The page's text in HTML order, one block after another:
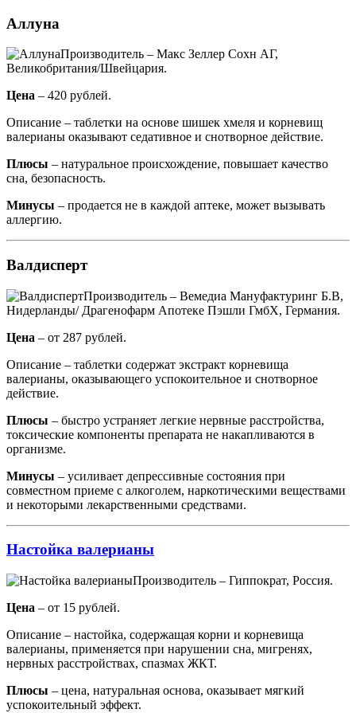
Аллуна
Производитель – Макс Зеллер Сохн АГ,
Великобритания/Швейцария.
Цена – 420 рублей.
Описание – таблетки на основе шишек хмеля и корневищ
валерианы оказывают седативное и снотворное действие.
Плюсы – натуральное происхождение, повышает качество
сна, безопасность.
Минусы – продается не в каждой аптеке, может вызывать
аллергию.
Валдисперт
Производитель – Вемедиа Мануфактуринг Б.В,
Нидерланды/ Драгенофарм Апотеке Пэшли ГмбХ, Германия.
Цена – от 287 рублей.
Описание – таблетки содержат экстракт корневища
валерианы, оказывающего успокоительное и снотворное
действие.
Плюсы – быстро устраняет легкие нервные расстройства,
токсические компоненты препарата не накапливаются в
организме.
Минусы – усиливает депрессивные состояния при
совместном приеме с алкоголем, наркотическими веществами
и некоторыми лекарственными средствами.
Настойка валерианы
Производитель – Гиппократ, Россия.
Цена – от 15 рублей.
Описание – настойка, содержащая корни и корневища
валерианы, применяется при нарушении сна, мигренях,
нервных расстройствах, спазмах ЖКТ.
Плюсы – цена, натуральная основа, оказывает мягкий
успокоительный эффект.